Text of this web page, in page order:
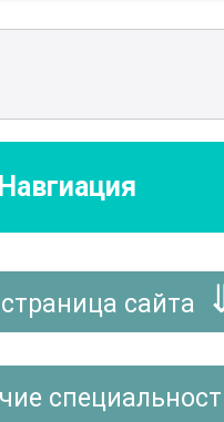
Навгиация
сайта